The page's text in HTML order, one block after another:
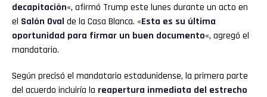
decapitación«, afirmó Trump este lunes durante un acto en
el Salón Oval de la Casa Blanca. «Esta es su última
oportunidad para firmar un buen documento«, agregó el
mandatario.
Según precisó el mandatario estadunidense, la primera parte
del acuerdo incluiría la reapertura inmediata del estrecho